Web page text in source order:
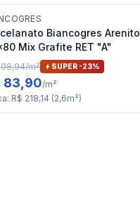
Biancogres Arenito
Mix Grafite RET "A"
/m² SUPER -23%
83,90/m²
: R$ 218,14 (2,6m²)